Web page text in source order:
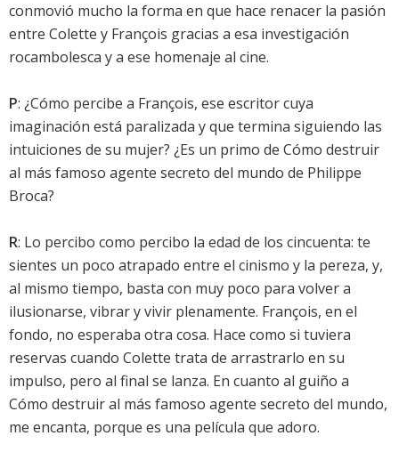
conmovió mucho la forma en que hace renacer la pasión
entre Colette y François gracias a esa investigación
rocambolesca y a ese homenaje al cine.
P: ¿Cómo percibe a François, ese escritor cuya
imaginación está paralizada y que termina siguiendo las
intuiciones de su mujer? ¿Es un primo de Cómo destruir
al más famoso agente secreto del mundo de Philippe
Broca?
R: Lo percibo como percibo la edad de los cincuenta: te
sientes un poco atrapado entre el cinismo y la pereza, y,
al mismo tiempo, basta con muy poco para volver a
ilusionarse, vibrar y vivir plenamente. François, en el
fondo, no esperaba otra cosa. Hace como si tuviera
reservas cuando Colette trata de arrastrarlo en su
impulso, pero al final se lanza. En cuanto al guiño a
Cómo destruir al más famoso agente secreto del mundo,
me encanta, porque es una película que adoro.